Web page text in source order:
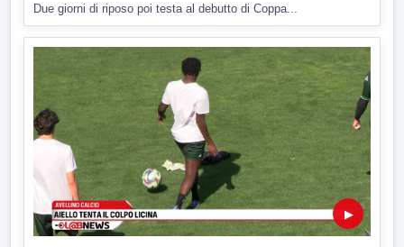
Due giorni di riposo poi testa al debutto di Coppa...
▶